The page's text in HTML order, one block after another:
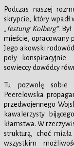
Podczas naszej
skrypcie, który wpadł
„festung Kolberg”.
mieście, opracowany
Jego akowski
poły
sowieccy dowódcy
Tu pozwolę sobie
Peerelowska
przedwojennego
kawalerzysty
kłamstwa. W
strukturą, choć
wszystkim